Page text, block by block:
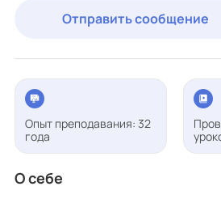
Отправить сообщение
Опыт преподавания: 32
года
О себе